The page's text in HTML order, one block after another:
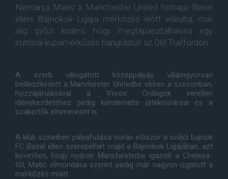
Nemanja Matic a Manchester United holnapi, Basel
elleni Bajnokok Ligája mérkõzés elõtt elárulta, már
alig gyõzi kivárni, hogy megtapasztalhassa egy
európai kupamérkõzés hangulatát az Old Traffordon.
A szerb válogatott középpályás villámgyorsan
beilleszkedett a Manchester Unitedbe ebben a szezonban,
hozzájárulásával a Vörös Ördögök veretlen
idénykezdetéhez pedig kiérdemelte játékostársai és a
szakértõk elismerését is.
A klub színeiben pályafutása során elõször a svájci bajnok
FC Basel ellen szerepelhet majd a Bajnokok Ligájában, azt
követõen, hogy nyáron Manchesterbe igazolt a Chelsea-
tõl, Matic elmondása szerint pedig már nagyon izgatott a
mérkõzés miatt.